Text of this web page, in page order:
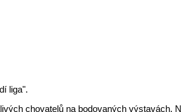
liga".
chovatelů na bodovaných výstavách.